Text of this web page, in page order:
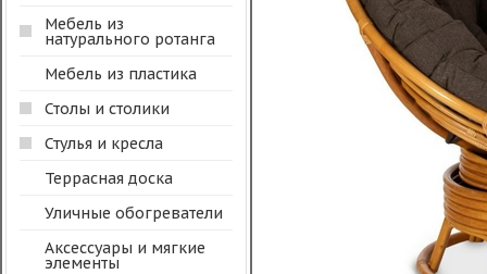
Мебель из
натурального ротанга
Мебель из пластика
Столы и столики
Стулья и кресла
Террасная доска
Уличные обогреватели
Аксессуары и мягкие
элементы